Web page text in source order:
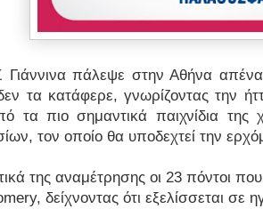
πάλεψε στην Αθήνα
τα κατάφερε, γνωρίζοντας την
τα πιο σημαντικά παιχνίδια της
τον οποίο θα υποδεχτεί την
της αναμέτρησης οι 23 πόντοι
δείχνοντας ότι εξελίσσεται σε